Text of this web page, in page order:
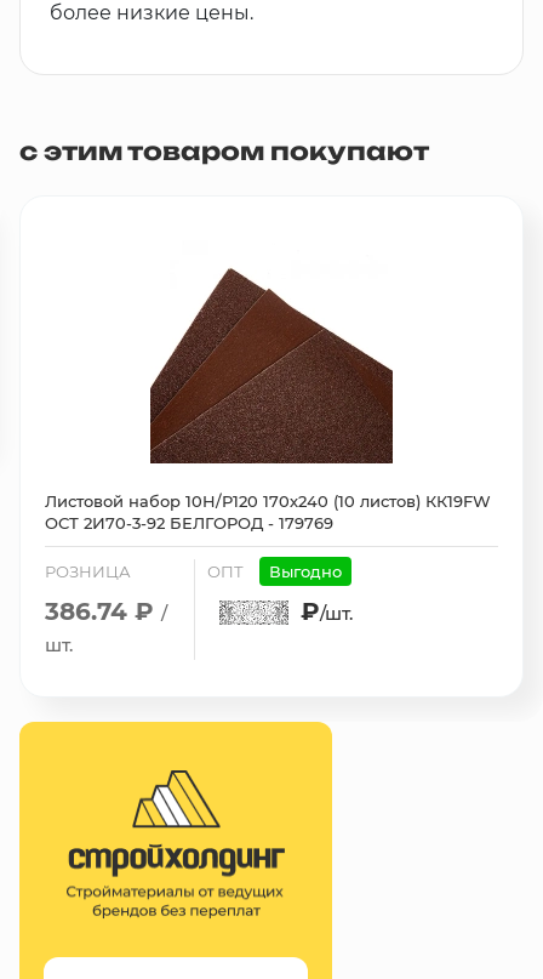
более низкие цены.
с этим товаром покупают
Листовой набор 10H/P120 170х240 (10 листов) КК19FW
ОСТ 2И70-3-92 БЕЛГОРОД - 179769
РОЗНИЦА
386.74 ₽ /
шт.
ОПТ Выгодно
₽/шт.